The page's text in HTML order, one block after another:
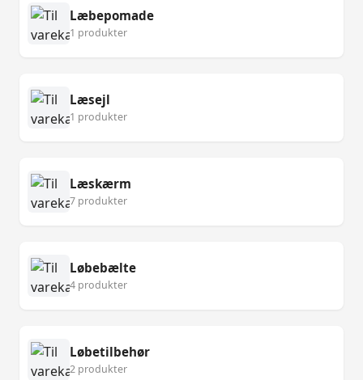
Læbepomade
1 produkter
Læsejl
1 produkter
Læskærm
7 produkter
Løbebælte
4 produkter
Løbetilbehør
2 produkter